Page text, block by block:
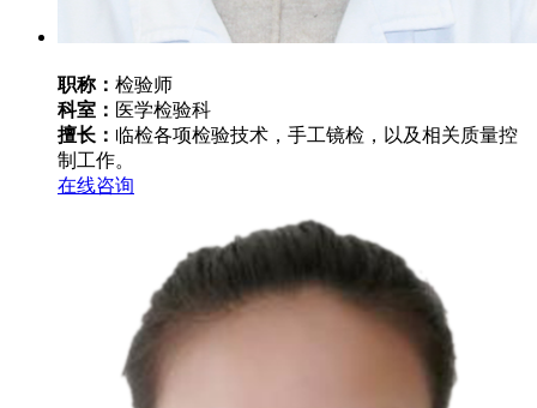
职称： 检验师
科室： 医学检验科
擅长： 临检各项检验技术，手工镜检，以及相关质量控
制工作。
在线咨询